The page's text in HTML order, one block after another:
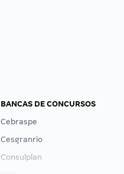
BANCAS DE CONCURSOS
Cebraspe
Cesgranrio
Consulplan